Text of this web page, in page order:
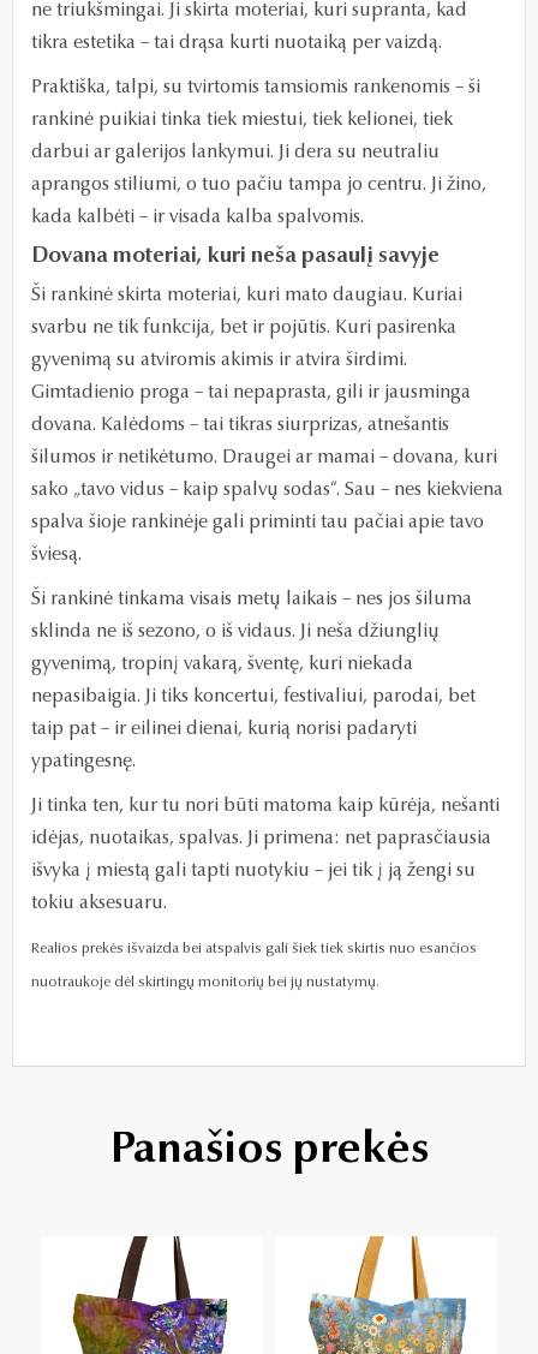
ne triukšmingai. Ji skirta moteriai, kuri supranta, kad
tikra estetika – tai drąsa kurti nuotaiką per vaizdą.
Praktiška, talpi, su tvirtomis tamsiomis rankenomis – ši
rankinė puikiai tinka tiek miestui, tiek kelionei, tiek
darbui ar galerijos lankymui. Ji dera su neutraliu
aprangos stiliumi, o tuo pačiu tampa jo centru. Ji žino,
kada kalbėti – ir visada kalba spalvomis.
Dovana moteriai, kuri neša pasaulį savyje
Ši rankinė skirta moteriai, kuri mato daugiau. Kuriai
svarbu ne tik funkcija, bet ir pojūtis. Kuri pasirenka
gyvenimą su atviromis akimis ir atvira širdimi.
Gimtadienio proga – tai nepaprasta, gili ir jausminga
dovana. Kalėdoms – tai tikras siurprizas, atnešantis
šilumos ir netikėtumo. Draugei ar mamai – dovana, kuri
sako „tavo vidus – kaip spalvų sodas“. Sau – nes kiekviena
spalva šioje rankinėje gali priminti tau pačiai apie tavo
šviesą.
Ši rankinė tinkama visais metų laikais – nes jos šiluma
sklinda ne iš sezono, o iš vidaus. Ji neša džiunglių
gyvenimą, tropinį vakarą, šventę, kuri niekada
nepasibaigia. Ji tiks koncertui, festivaliui, parodai, bet
taip pat – ir eilinei dienai, kurią norisi padaryti
ypatingesnę.
Ji tinka ten, kur tu nori būti matoma kaip kūrėja, nešanti
idėjas, nuotaikas, spalvas. Ji primena: net paprasčiausia
išvyka į miestą gali tapti nuotykiu – jei tik į ją žengi su
tokiu aksesuaru.
Realios prekės išvaizda bei atspalvis gali šiek tiek skirtis nuo esančios
nuotraukoje dėl skirtingų monitorių bei jų nustatymų.
Panašios prekės